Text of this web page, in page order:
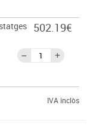
502.19€
IVA inclòs